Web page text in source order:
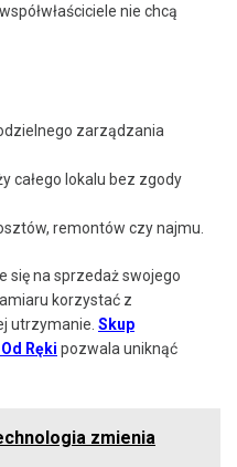
nie chcą
zarządzania
całego lokalu bez zgody
remontów czy najmu.
się na sprzedaż swojego
korzystać z
utrzymanie. Skup
Ręki pozwala uniknąć
zmienia